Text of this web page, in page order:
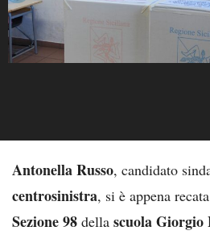
Antonella Russo, candidato
centrosinistra, si è appena
Sezione 98 della scuola